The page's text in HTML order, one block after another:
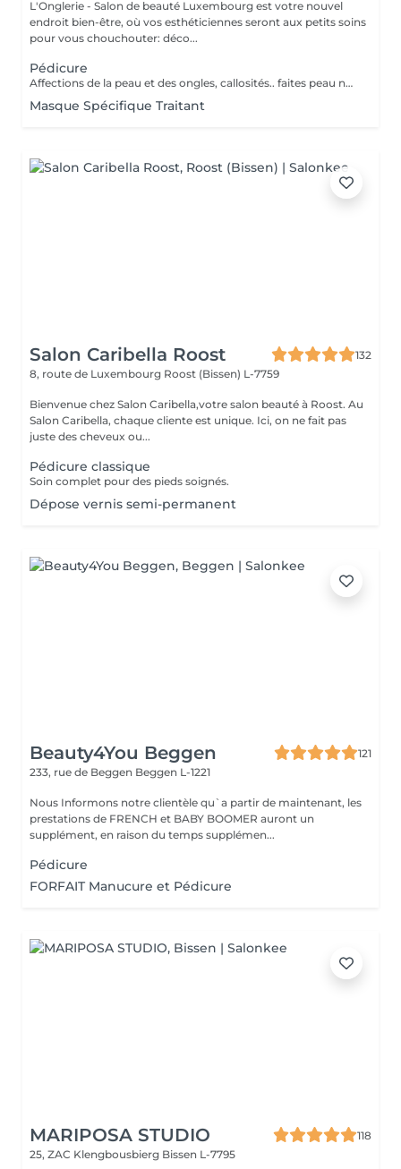
L'Onglerie - Salon de beauté Luxembourg est votre nouvel
endroit bien-être, où vos esthéticiennes seront aux petits soins
pour vous chouchouter: déco...
Pédicure
Affections de la peau et des ongles, callosités.. faites peau neuve ! Retrouvez une peau de bébé, et surtout, des pieds en bonne santé.
Masque Spécifique Traitant
Salon Caribella Roost
132
8, route de Luxembourg Roost (Bissen) L-7759
Bienvenue chez Salon Caribella,votre salon beauté à Roost. Au
Salon Caribella, chaque cliente est unique. Ici, on ne fait pas
juste des cheveux ou...
Pédicure classique
Soin complet pour des pieds soignés.
Dépose vernis semi-permanent
Beauty4You Beggen
121
233, rue de Beggen Beggen L-1221
Nous Informons notre clientèle qu`a partir de maintenant, les
prestations de FRENCH et BABY BOOMER auront un
supplément, en raison du temps supplémen...
Pédicure
FORFAIT Manucure et Pédicure
MARIPOSA STUDIO
118
25, ZAC Klengbousbierg Bissen L-7795